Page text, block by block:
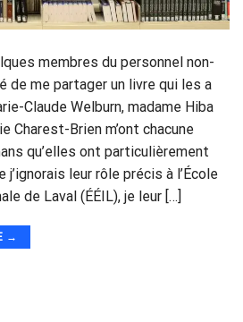
membres du personnel non-
de me partager un livre qui les a
Claude Welburn, madame Hiba
Charest-Brien m’ont chacune
qu’elles ont particulièrement
leur rôle précis à l’École
de Laval (ÉÉIL), je leur […]
→